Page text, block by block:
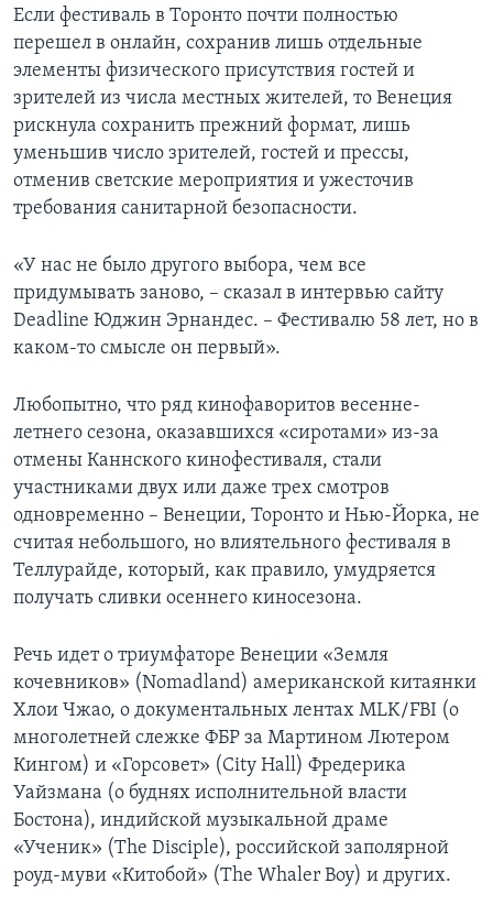
Если фестиваль в Торонто почти полностью
перешел в онлайн, сохранив лишь отдельные
элементы физического присутствия гостей и
зрителей из числа местных жителей, то Венеция
рискнула сохранить прежний формат, лишь
уменьшив число зрителей, гостей и прессы,
отменив светские мероприятия и ужесточив
требования санитарной безопасности.
«У нас не было другого выбора, чем все
придумывать заново, – сказал в интервью сайту
Deadline Юджин Эрнандес. – Фестивалю 58 лет, но в
каком-то смысле он первый».
Любопытно, что ряд кинофаворитов весенне-
летнего сезона, оказавшихся «сиротами» из-за
отмены Каннского кинофестиваля, стали
участниками двух или даже трех смотров
одновременно – Венеции, Торонто и Нью-Йорка, не
считая небольшого, но влиятельного фестиваля в
Теллурайде, который, как правило, умудряется
получать сливки осеннего киносезона.
Речь идет о триумфаторе Венеции «Земля
кочевников» (Nomadland) американской китаянки
Хлои Чжао, о документальных лентах MLK/FBI (о
многолетней слежке ФБР за Мартином Лютером
Кингом) и «Горсовет» (City Hall) Фредерика
Уайзмана (о буднях исполнительной власти
Бостона), индийской музыкальной драме
«Ученик» (The Disciple), российской заполярной
роуд-муви «Китобой» (The Whaler Boy) и других.